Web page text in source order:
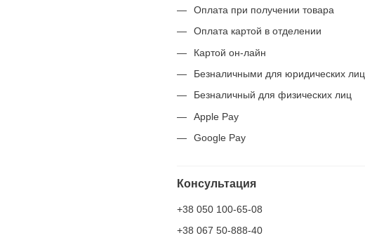
Оплата при получении товара
Оплата картой в отделении
Картой он-лайн
Безналичными для юридических лиц
Безналичный для физических лиц
Apple Pay
Google Pay
Консультация
+38 050 100-65-08
+38 067 50-888-40